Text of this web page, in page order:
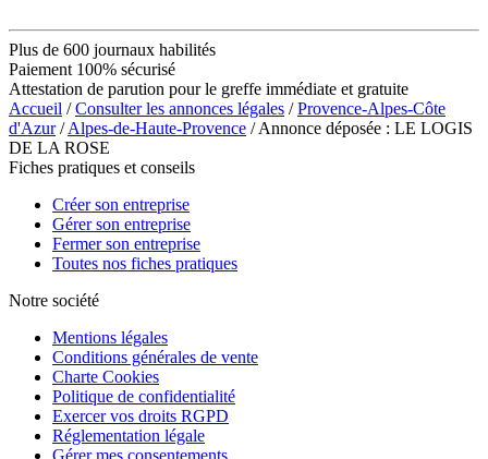
Plus de 600 journaux habilités
Paiement 100% sécurisé
Attestation de parution pour le greffe immédiate et gratuite
Accueil /Consulter les annonces légales /Provence-Alpes-Côte
d'Azur/Alpes-de-Haute-Provence / Annonce déposée : LE LOGIS
DE LA ROSE
Fiches pratiques et conseils
Créer son entreprise
Gérer son entreprise
Fermer son entreprise
Toutes nos fiches pratiques
Notre société
Mentions légales
Conditions générales de vente
Charte Cookies
Politique de confidentialité
Exercer vos droits RGPD
Réglementation légale
Gérer mes consentements